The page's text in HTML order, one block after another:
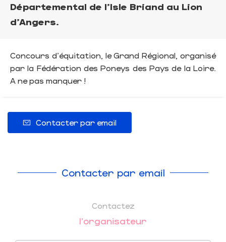
Départemental de l'Isle Briand au Lion
d'Angers.
Concours d'équitation, le Grand Régional, organisé
par la Fédération des Poneys des Pays de la Loire.
A ne pas manquer !
Contacter par email
Contacter par email
Contactez
l'organisateur